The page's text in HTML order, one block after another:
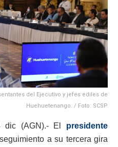
del Ejecutivo y jefes ediles de
Huehuetenango. / Foto: SCSP
dic (AGN).- El presidente
a su tercera gira